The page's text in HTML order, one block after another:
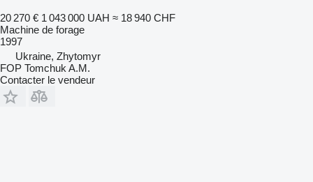
20 270 € 1 043 000 UAH ≈ 18 940 CHF
Machine de forage
1997
Ukraine, Zhytomyr
FOP Tomchuk A.M.
Contacter le vendeur